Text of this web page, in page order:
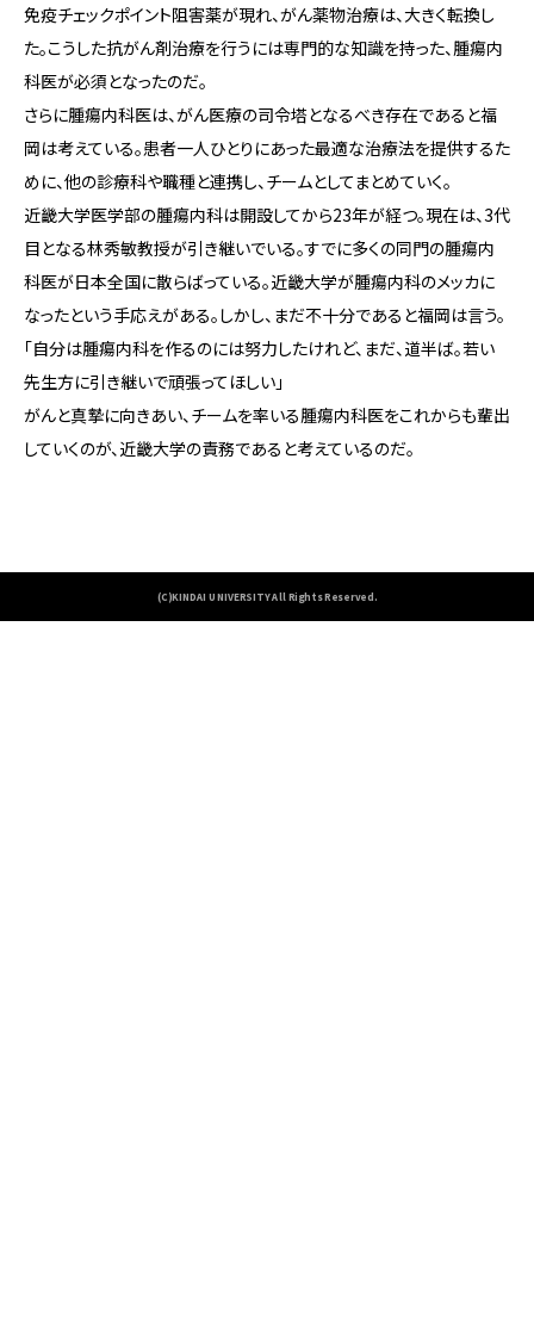
免疫チェックポイント阻害薬が現れ、がん薬物治療は、大きく転換し
た。こうした抗がん剤治療を行うには専門的な知識を持った、腫瘍内
科医が必須となったのだ。
さらに腫瘍内科医は、がん医療の司令塔となるべき存在であると福
岡は考えている。患者一人ひとりにあった最適な治療法を提供するた
めに、他の診療科や職種と連携し、チームとしてまとめていく。
近畿大学医学部の腫瘍内科は開設してから23年が経つ。現在は、3代
目となる林秀敏教授が引き継いでいる。すでに多くの同門の腫瘍内
科医が日本全国に散らばっている。近畿大学が腫瘍内科のメッカに
なったという手応えがある。しかし、まだ不十分であると福岡は言う。
「自分は腫瘍内科を作るのには努力したけれど、まだ、道半ば。若い
先生方に引き継いで頑張ってほしい」
がんと真摯に向きあい、チームを率いる腫瘍内科医をこれからも輩出
していくのが、近畿大学の責務であると考えているのだ。
(C)KINDAI UNIVERSITY All Rights Reserved.